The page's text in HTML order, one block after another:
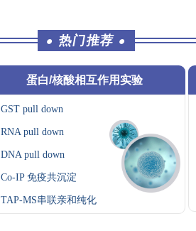
● 热门推荐 ●
蛋白/核酸相互作用实验
GST pull down
RNA pull down
DNA pull down
Co-IP 免疫共沉淀
TAP-MS串联亲和纯化